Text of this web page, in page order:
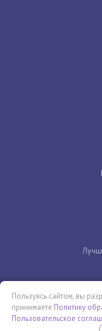
Пользуясь сайтом, вы
принимаете Политику
Пользовательское